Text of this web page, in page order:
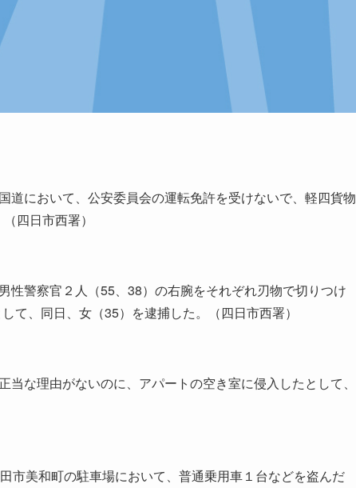
において、公安委員会の運転免許を受けないで、軽四貨物
四日市西署）
警察官２人（55、38）の右腕をそれぞれ刃物で切りつけ
て、同日、女（35）を逮捕した。（四日市西署）
な理由がないのに、アパートの空き室に侵入したとして、
市美和町の駐車場において、普通乗用車１台などを盗んだ